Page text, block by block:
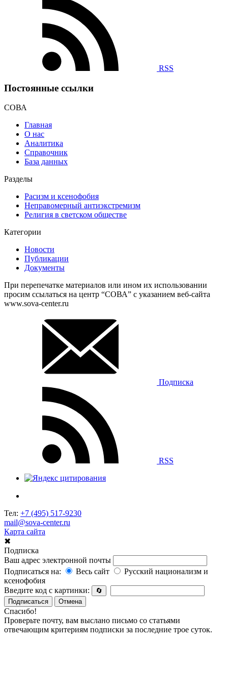
RSS
Постоянные ссылки
СОВА
Главная
О нас
Аналитика
Справочник
База данных
Разделы
Расизм и ксенофобия
Неправомерный антиэкстремизм
Религия в светском обществе
Категории
Новости
Публикации
Документы
При перепечатке материалов или ином их использовании
просим ссылаться на центр “СОВА” с указанием веб-сайта
www.sova-center.ru
Подписка
RSS
Тел: +7 (495) 517-9230
mail@sova-center.ru
Карта сайта
✖
Подписка
Ваш адрес электронной почты
Подписаться на:
Весь сайт
Русский национализм и
ксенофобия
Введите код с картинки:
🔄
Подписаться
Отмена
Спасибо!
Проверьте почту, вам выслано письмо со статьями
отвечающим критериям подписки за последние трое суток.